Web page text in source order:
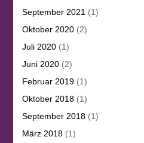
September 2021 (1)
Oktober 2020 (2)
Juli 2020 (1)
Juni 2020 (2)
Februar 2019 (1)
Oktober 2018 (1)
September 2018 (1)
März 2018 (1)